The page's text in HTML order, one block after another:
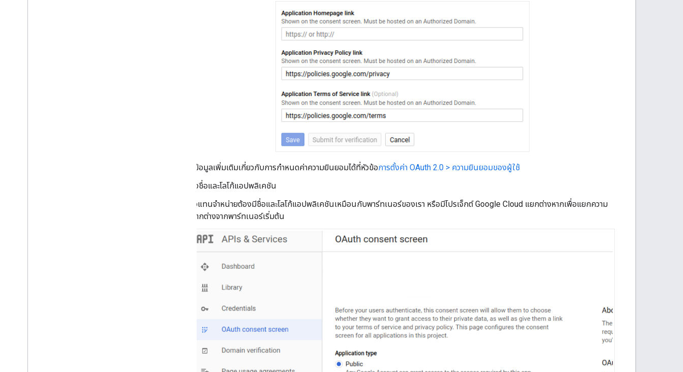
ดูข้อมูลเพิ่มเติมเกี่ยวกับการกําหนดค่าความยินยอมได้ที่หัวข้อการตั้งค่า OAuth 2.0 > ความยินยอมของผู้ใช้
ตั้งชื่อและโลโก้แอปพลิเคชัน
ตัวแทนจำหน่ายต้องมีชื่อและโลโก้แอปพลิเคชันเหมือนกับพาร์ทเนอร์ของเรา หรือมีโปรเจ็กต์ Google Cloud แยกต่างหากเพื่อแยกความ
แตกต่างจากพาร์ทเนอร์เริ่มต้น